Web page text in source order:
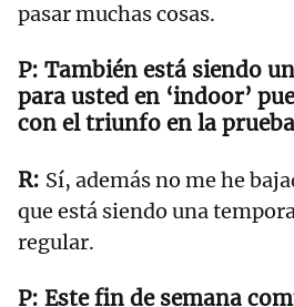
pasar muchas cosas.
También está siendo
para usted en ‘indoor’
con el triunfo en la
Sí, además no me he
que está siendo una
regular.
Este fin de semana